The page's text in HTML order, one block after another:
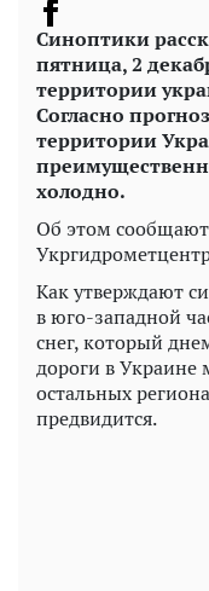
Синоптики
пятница, 2
территории
Согласно
территории
холодно.
Об этом
Как утверждают
в юго-западной
снег, который
дороги в Украине
остальных
предвидится.